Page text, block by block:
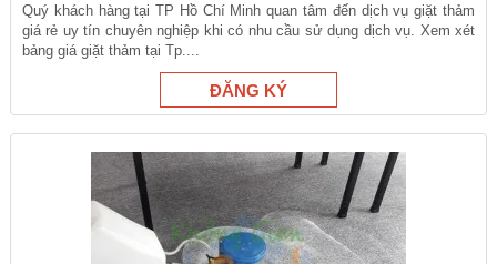
Quý khách hàng tại TP Hồ Chí Minh quan tâm đến dịch vụ giặt thảm
giá rẻ uy tín chuyên nghiệp khi có nhu cầu sử dụng dịch vụ. Xem xét
bảng giá giặt thảm tại Tp....